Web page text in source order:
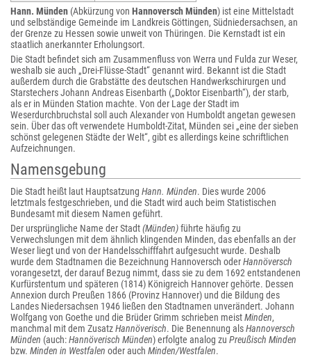
Hann. Münden (Abkürzung von Hannoversch Münden) ist eine Mittelstadt
und selbständige Gemeinde im Landkreis Göttingen, Südniedersachsen, an
der Grenze zu Hessen sowie unweit von Thüringen. Die Kernstadt ist ein
staatlich anerkannter Erholungsort.
Die Stadt befindet sich am Zusammenfluss von Werra und Fulda zur Weser,
weshalb sie auch „Drei-Flüsse-Stadt“ genannt wird. Bekannt ist die Stadt
außerdem durch die Grabstätte des deutschen Handwerkschirurgen und
Starstechers Johann Andreas Eisenbarth („Doktor Eisenbarth“), der starb,
als er in Münden Station machte. Von der Lage der Stadt im
Weserdurchbruchstal soll auch Alexander von Humboldt angetan gewesen
sein. Über das oft verwendete Humboldt-Zitat, Münden sei „eine der sieben
schönst gelegenen Städte der Welt“, gibt es allerdings keine schriftlichen
Aufzeichnungen.
Namensgebung
Die Stadt heißt laut Hauptsatzung Hann. Münden. Dies wurde 2006
letztmals festgeschrieben, und die Stadt wird auch beim Statistischen
Bundesamt mit diesem Namen geführt.
Der ursprüngliche Name der Stadt(Münden)führte häufig zu
Verwechslungen mit dem ähnlich klingenden Minden, das ebenfalls an der
Weser liegt und von der Handelsschifffahrt aufgesucht wurde. Deshalb
wurde dem Stadtnamen die Bezeichnung Hannoversch oderHannöversch
vorangesetzt, der darauf Bezug nimmt, dass sie zu dem 1692 entstandenen
Kurfürstentum und späteren (1814) Königreich Hannover gehörte. Dessen
Annexion durch Preußen 1866 (Provinz Hannover) und die Bildung des
Landes Niedersachsen 1946 ließen den Stadtnamen unverändert. Johann
Wolfgang von Goethe und die Brüder Grimm schrieben meistMinden,
manchmal mit dem ZusatzHannöverisch. Die Benennung alsHannoversch
Münden (auch:Hannöverisch Münden) erfolgte analog zu Preußisch Minden
bzw. Minden in Westfalen oder auch Minden/Westfalen.